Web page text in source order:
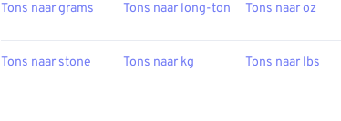
Tons naar grams Tons naar long-ton Tons naar oz
Tons naar stone Tons naar kg Tons naar lbs